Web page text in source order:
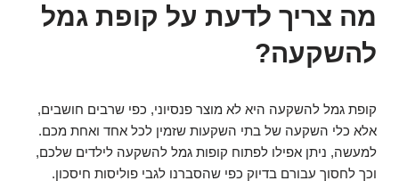
מה צריך לדעת על קופת גמל
להשקעה?
קופת גמל להשקעה היא לא מוצר פנסיוני, כפי שרבים חושבים,
אלא כלי השקעה של בתי השקעות שזמין לכל אחד ואחת מכם.
למעשה, ניתן אפילו לפתוח קופות גמל להשקעה לילדים שלכם,
וכך לחסוך עבורם בדיוק כפי שהסברנו לגבי פוליסות חיסכון.